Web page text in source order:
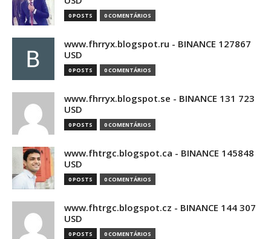
0 POSTS 0 COMENTÁRIOS
www.fhrryx.blogspot.ru - BINANCE 127867
USD
0 POSTS 0 COMENTÁRIOS
www.fhrryx.blogspot.se - BINANCE 131 723
USD
0 POSTS 0 COMENTÁRIOS
www.fhtrgc.blogspot.ca - BINANCE 145848
USD
0 POSTS 0 COMENTÁRIOS
www.fhtrgc.blogspot.cz - BINANCE 144 307
USD
0 POSTS 0 COMENTÁRIOS